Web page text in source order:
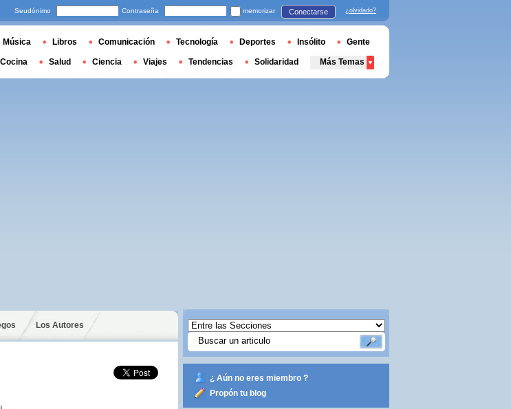
Los Autores
¿ Aún no eres miembro ?
Propón tu blog
Seudónimo Contraseña memorizar Conectarse ¿olvidado?
Música Libros Comunicación Tecnología Deportes Insólito Gente
Cocina Salud Ciencia Viajes Tendencias Solidaridad Más Temas